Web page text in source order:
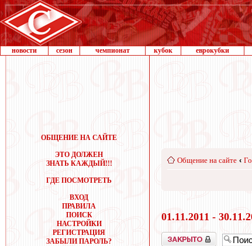
новости сезон чемпионат кубок еврокубки
ОБЩЕНИЕ НА САЙТЕ
ЭТО ДОЛЖЕН
ЗНАТЬ КАЖДЫЙ!!!
ГДЕ ПОСМОТРЕТЬ
ВХОД
ПРАВИЛА
ПОИСК
НАСТРОЙКИ
РЕГИСТРАЦИЯ
ЗАБЫЛИ ПАРОЛЬ?
Общение на сайте ‹
01.11.2011 -
Закрыто